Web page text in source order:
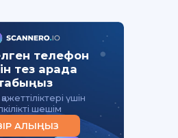
телефон
тез арада
үшін
шешім
АЛЫҢЫЗ